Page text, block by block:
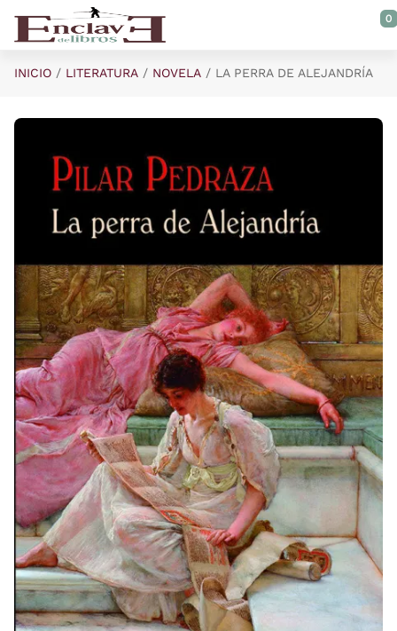
Saltar al contenido principal
0
INICIO LITERATURA NOVELA LA PERRA DE ALEJANDRÍA